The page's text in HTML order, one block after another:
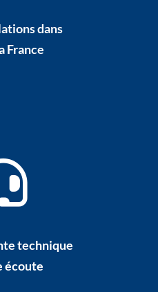
dans
France
technique
écoute